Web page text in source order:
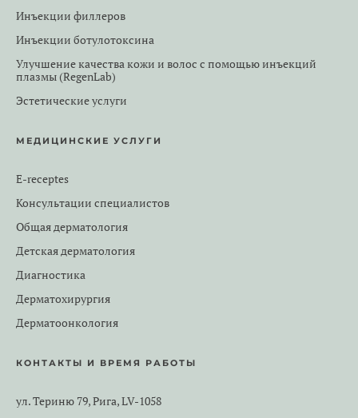
Инъекции филлеров
Инъекции ботулотоксина
Улучшение качества кожи и волос с помощью инъекций
плазмы (RegenLab)
Эстетические услуги
МЕДИЦИНСКИЕ УСЛУГИ
E-receptes
Консультации специалистов
Общая дерматология
Детская дерматология
Диагностика
Дерматохирургия
Дерматоонкология
КОНТАКТЫ И ВРЕМЯ РАБОТЫ
ул. Териню 79, Рига, LV-1058